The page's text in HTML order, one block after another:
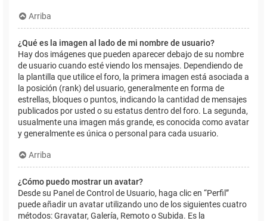
Arriba
¿Qué es la imagen al lado de mi nombre de usuario?
Hay dos imágenes que pueden aparecer debajo de su nombre
de usuario cuando esté viendo los mensajes. Dependiendo de
la plantilla que utilice el foro, la primera imagen está asociada a
la posición (rank) del usuario, generalmente en forma de
estrellas, bloques o puntos, indicando la cantidad de mensajes
publicados por usted o su estatus dentro del foro. La segunda,
usualmente una imagen más grande, es conocida como avatar
y generalmente es única o personal para cada usuario.
Arriba
¿Cómo puedo mostrar un avatar?
Desde su Panel de Control de Usuario, haga clic en “Perfil”
puede añadir un avatar utilizando uno de los siguientes cuatro
métodos: Gravatar, Galería, Remoto o Subida. Es la